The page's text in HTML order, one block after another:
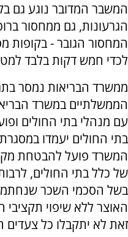
המשבר המדובר נוגע גם
הגרעונות, גם ממחסור
המחסור הגובר - בקופות
לכדי חמש דקות בלבד
ממשרד הבריאות נמסר
הממשלתיים במשרד
עם מנהלי בתי החולים
בתי החולים יעמדו
המשרד פועל להבטחת
של כלל בתי החולים,
בשל הסכמי השכר
האוצר ללא שיפוי
זאת לא יתקבלו כל צעדים